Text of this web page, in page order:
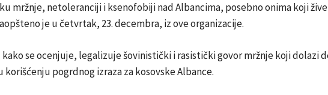
mržnje, netoleranciji i ksenofobiji nad Albancima, posebno onima koji
je u četvrtak, 23. decembra, iz ove organizacije.
kako se ocenjuje, legalizuje šovinistički i rasistički govor mržnje koji dolazi
korišćenju pogrdnog izraza za kosovske Albance.